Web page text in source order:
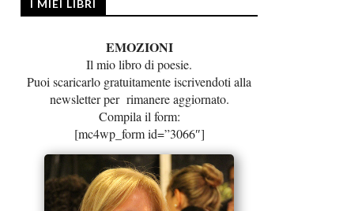
I MIEI LIBRI
EMOZIONI
Il mio libro di poesie.
Puoi scaricarlo gratuitamente iscrivendoti alla
newsletter per rimanere aggiornato.
Compila il form:
[mc4wp_form id=”3066″]